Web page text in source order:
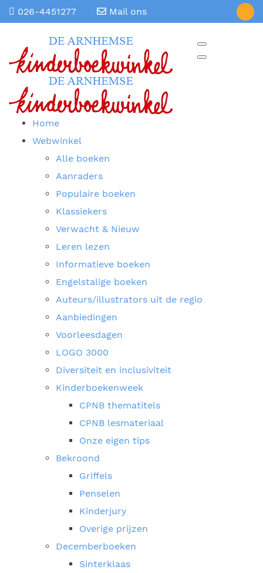
026-4451277 Mail ons
Home
Webwinkel
Alle boeken
Aanraders
Populaire boeken
Klassiekers
Verwacht & Nieuw
Leren lezen
Informatieve boeken
Engelstalige boeken
Auteurs/illustrators uit de regio
Aanbiedingen
Voorleesdagen
LOGO 3000
Diversiteit en inclusiviteit
Kinderboekenweek
CPNB thematitels
CPNB lesmateriaal
Onze eigen tips
Bekroond
Griffels
Penselen
Kinderjury
Overige prijzen
Decemberboeken
Sinterklaas